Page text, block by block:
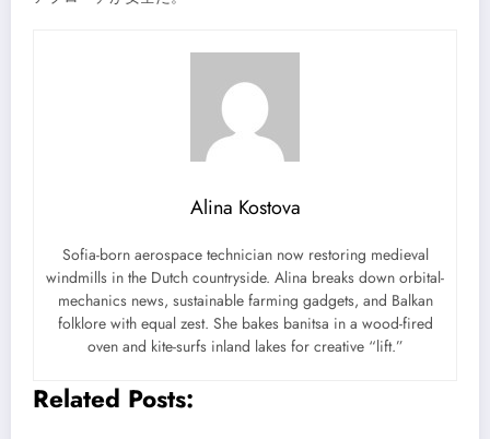
Alina Kostova
Sofia-born aerospace technician now restoring medieval
windmills in the Dutch countryside. Alina breaks down orbital-
mechanics news, sustainable farming gadgets, and Balkan
folklore with equal zest. She bakes banitsa in a wood-fired
oven and kite-surfs inland lakes for creative “lift.”
Related Posts: